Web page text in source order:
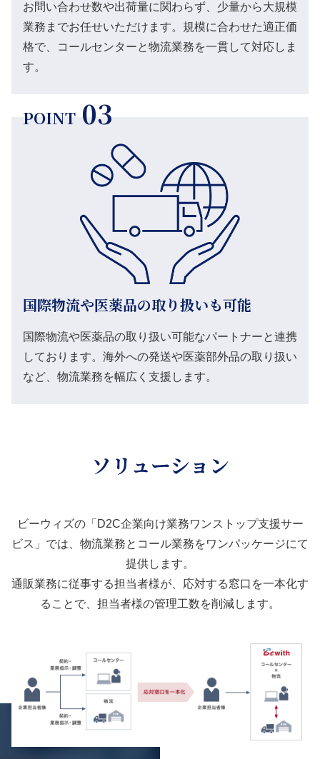
お問い合わせ数や出荷量に関わらず、少量から大規模
業務までお任せいただけます。規模に合わせた適正価
格で、コールセンターと物流業務を一貫して対応しま
す。
POINT 03
国際物流や医薬品の取り扱いも可能
国際物流や医薬品の取り扱い可能なパートナーと連携
しております。海外への発送や医薬部外品の取り扱い
など、物流業務を幅広く支援します。
ソリューション
ビーウィズの「D2C企業向け業務ワンストップ支援サー
ビス」では、物流業務とコール業務をワンパッケージにて
提供します。
通販業務に従事する担当者様が、応対する窓口を一本化す
ることで、担当者様の管理工数を削減します。